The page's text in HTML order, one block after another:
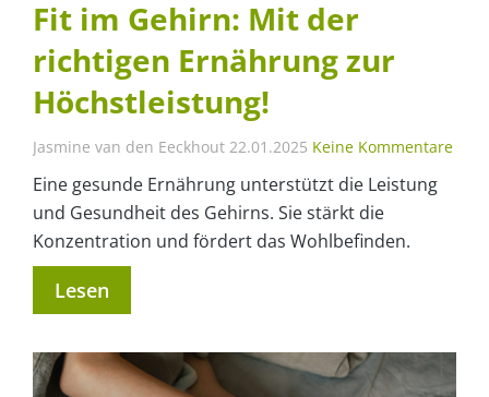
Fit im Gehirn: Mit der
richtigen Ernährung zur
Höchstleistung!
Jasmine van den Eeckhout 22.01.2025 Keine Kommentare
Eine gesunde Ernährung unterstützt die Leistung
und Gesundheit des Gehirns. Sie stärkt die
Konzentration und fördert das Wohlbefinden.
Lesen